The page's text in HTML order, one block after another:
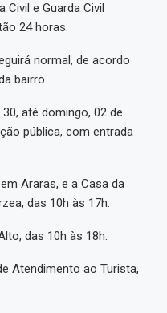
Civil e Guarda Civil
24 horas.
normal, de acordo
bairro.
até domingo, 02 de
pública, com entrada
Araras, e a Casa da
das 10h às 17h.
das 10h às 18h.
Atendimento ao Turista,